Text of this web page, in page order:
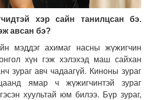
хэр сайн танилцсан бэ.
авсан бэ?
мэддэг ахимаг насны жүжигчин
хүн гэж хэлэхэд маш сайхан
зураг авч чадаагүй. Киноны зураг
ямар ч жүжигчинтэй зураг
хуультай юм билээ. Бүр зураг,